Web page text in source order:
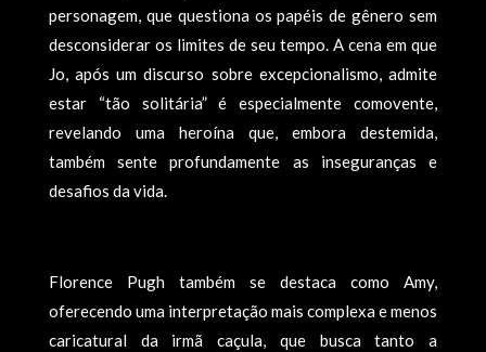
personagem, que questiona os papéis de gênero sem
desconsiderar os limites de seu tempo. A cena em que
Jo, após um discurso sobre excepcionalismo, admite
estar “tão solitária” é especialmente comovente,
revelando uma heroína que, embora destemida,
também sente profundamente as inseguranças e
desafios da vida.
Florence Pugh também se destaca como Amy,
oferecendo uma interpretação mais complexa e menos
caricatural da irmã caçula, que busca tanto a